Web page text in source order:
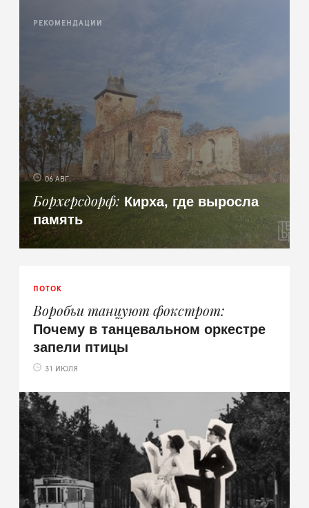
РЕКОМЕНДАЦИИ
06 АВГ.
Борхерсдорф Кирха, где выросла
память
ПОТОК
Воробьи танцуют фокстрот
Почему в танцевальном оркестре
запели птицы
31 ИЮЛЯ